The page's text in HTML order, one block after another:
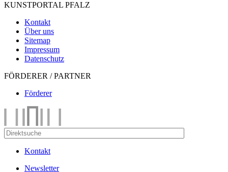
KUNSTPORTAL PFALZ
Kontakt
Über uns
Sitemap
Impressum
Datenschutz
FÖRDERER / PARTNER
Förderer
Kontakt
Newsletter